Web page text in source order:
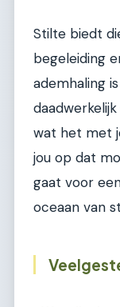
Stilte biedt
begeleiding
ademhaling
wat het met
jou op dat
gaat voor
oceaan van